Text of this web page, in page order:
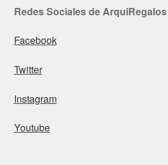
Redes Sociales de ArquiRegalos
Facebook
Twitter
Instagram
Youtube